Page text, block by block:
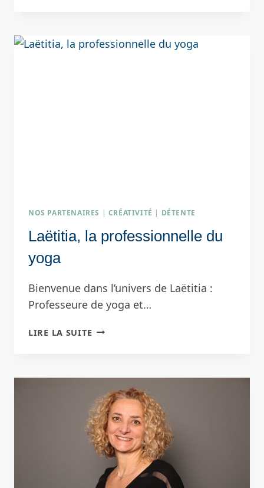
MÉTAPHORIQUE
NOS PARTENAIRES | CRÉATIVITÉ | DÉTENTE
Laëtitia, la professionnelle du
yoga
Bienvenue dans l’univers de Laëtitia :
Professeure de yoga et…
LIRE LA SUITELAËTITIA,